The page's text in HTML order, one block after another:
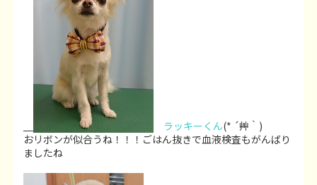
ラッキーくん(* ´艸｀)
おリボンが似合うね！！！ごはん抜きで血液検査もがんばり
ましたね